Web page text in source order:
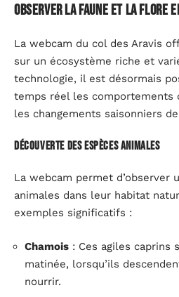
Observer la faune et la flore
La webcam du col des Aravis
sur un écosystème riche et
technologie, il est désormais
temps réel les comportements
les changements saisonniers
Découverte des espèces animales
La webcam permet d’observer
animales dans leur habitat
exemples significatifs :
Chamois : Ces agiles caprins
matinée, lorsqu’ils
nourrir.